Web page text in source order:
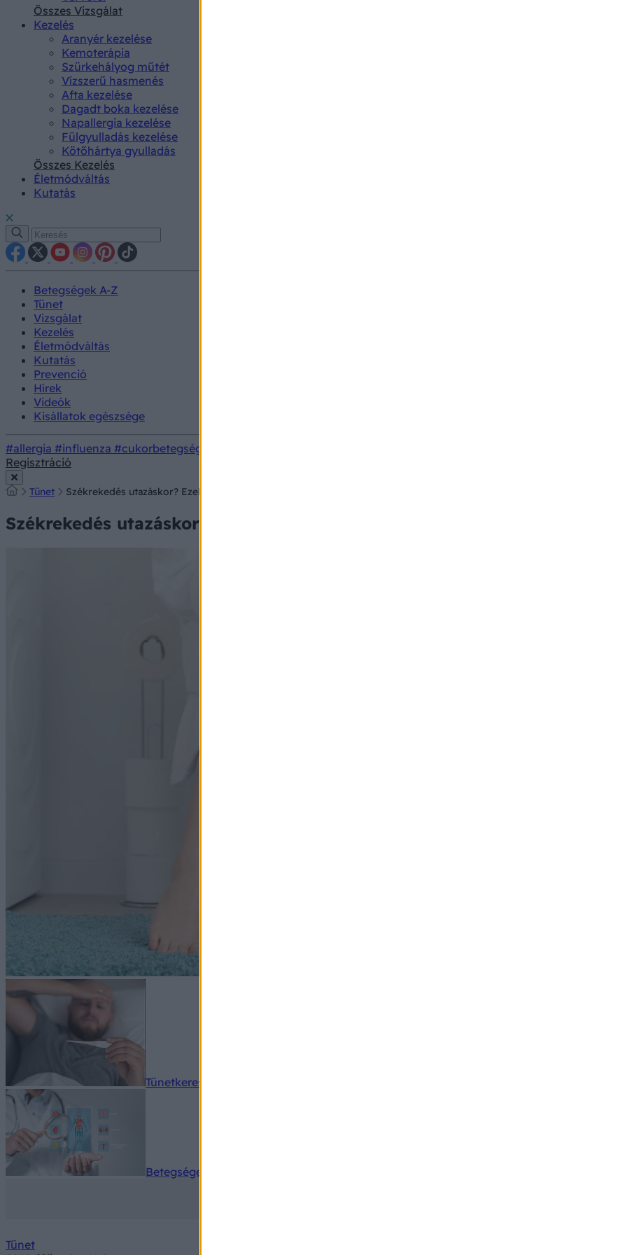
Összes Vizsgálat
Kezelés
Aranyér kezelése
Kemoterápia
Szürkehályog műtét
Vízszerű hasmenés
Afta kezelése
Dagadt boka kezelése
Napallergia kezelése
Fülgyulladás kezelése
Kötőhártya gyulladás
Összes Kezelés
Életmódváltás
Kutatás
Betegségek A-Z
Tünet
Vizsgálat
Kezelés
Életmódváltás
Kutatás
Prevenció
Hírek
Videók
Kisállatok egészsége
#allergia #influenza #cukorbetegség
Regisztráció
Tünet Székrekedés utazáskor? Ezeket teheti ellene!
Székrekedés utazáskor? Ezeket teheti ellene!
Tünetkereső
Betegségek A-Z
Tünet